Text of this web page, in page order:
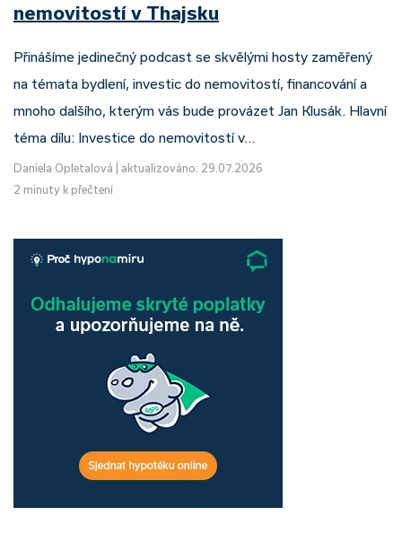
nemovitostí v Thajsku
Přinášíme jedinečný podcast se skvělými hosty zaměřený
na témata bydlení, investic do nemovitostí, financování a
mnoho dalšího, kterým vás bude provázet Jan Klusák. Hlavní
téma dílu: Investice do nemovitostí v…
Daniela Opletalová
aktualizováno: 29.07.2026
2 minuty k přečtení